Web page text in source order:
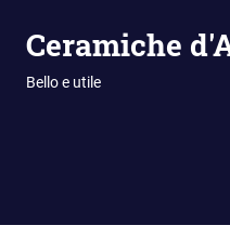
Ceramiche
Bello e utile